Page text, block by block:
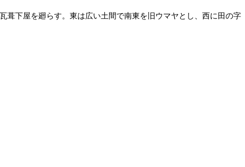
葺下屋を廻らす。東は広い土間で南東を旧ウマヤとし、西に田の字